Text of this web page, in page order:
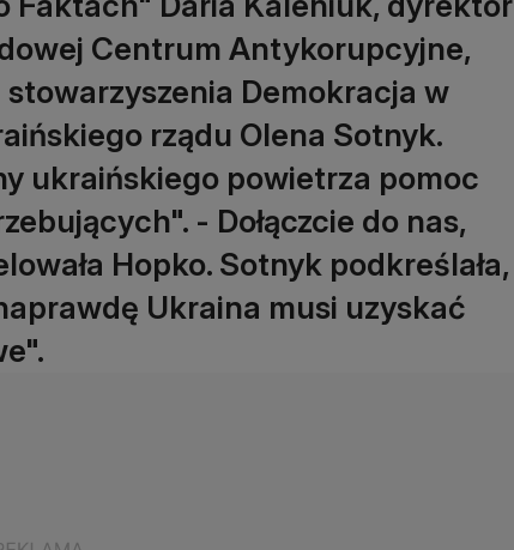
Centrum Antykorupcyjne,
Demokracja w
rządu Olena Sotnyk.
ukraińskiego powietrza pomoc
- Dołączcie do nas,
Hopko. Sotnyk podkreślała,
Ukraina musi uzyskać